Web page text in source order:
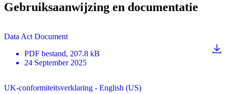
Gebruiksaanwijzing en documentatie
Data Act Document
PDF bestand, 207.8 kB
24 September 2025
UK-conformiteitsverklaring - English (US)